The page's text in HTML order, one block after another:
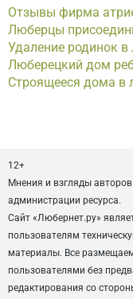
Отзывы фирма
Люберцы
Удаление родинок
Люберецкий дом
Строящееся дома в
12+
Мнения и взгляды
администрации ресурса.
Сайт «Любернет.ру»
пользователям
материалы. Все
пользователями без
редактирования со